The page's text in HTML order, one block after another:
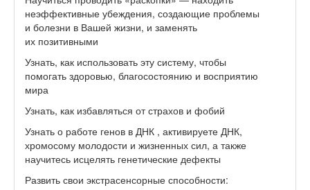
неэффективные убеждения, создающие проблемы
и болезни в Вашей жизни, и заменять
их позитивными
Узнать, как использовать эту систему, чтобы
помогать здоровью, благосостоянию и восприятию
мира
Узнать, как избавляться от страхов и фобий
Узнать о работе генов в ДНК , активируете ДНК,
хромосому молодости и жизненных сил, а также
научитесь исцелять генетические дефекты
Развить свои экстрасенсорные способности: